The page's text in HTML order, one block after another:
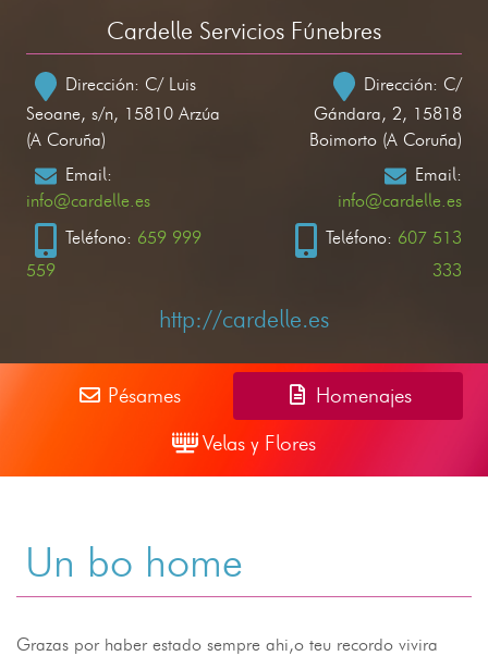
Cardelle Servicios Fúnebres
Dirección: C/ Luis
Seoane, s/n, 15810 Arzúa
(A Coruña)
Email:
info@cardelle.es
Teléfono: 659 999
559
Dirección: C/
Gándara, 2, 15818
Boimorto (A Coruña)
Email:
info@cardelle.es
Teléfono: 607 513
333
http://cardelle.es
Pésames
Homenajes
Velas y Flores
Un bo home
Grazas por haber estado sempre ahi,o teu recordo vivira